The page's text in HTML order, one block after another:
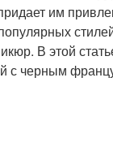
им
В этой
с черным